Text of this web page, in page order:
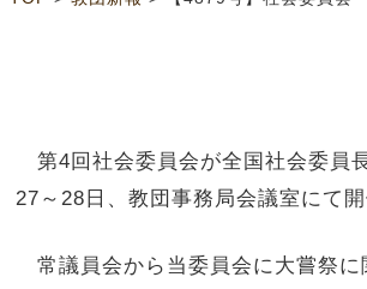
第4回社会委員会が全国社会委員
27～28日、教団事務局会議室にて開
常議員会から当委員会に大嘗祭に